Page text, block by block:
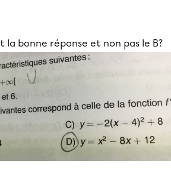
la bonne réponse et non pas le B?